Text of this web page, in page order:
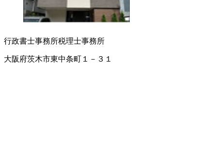
行政書士事務所税理士事務所
大阪府茨木市東中条町１－３１